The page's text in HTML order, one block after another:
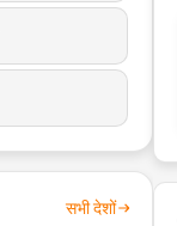
सभी देशों